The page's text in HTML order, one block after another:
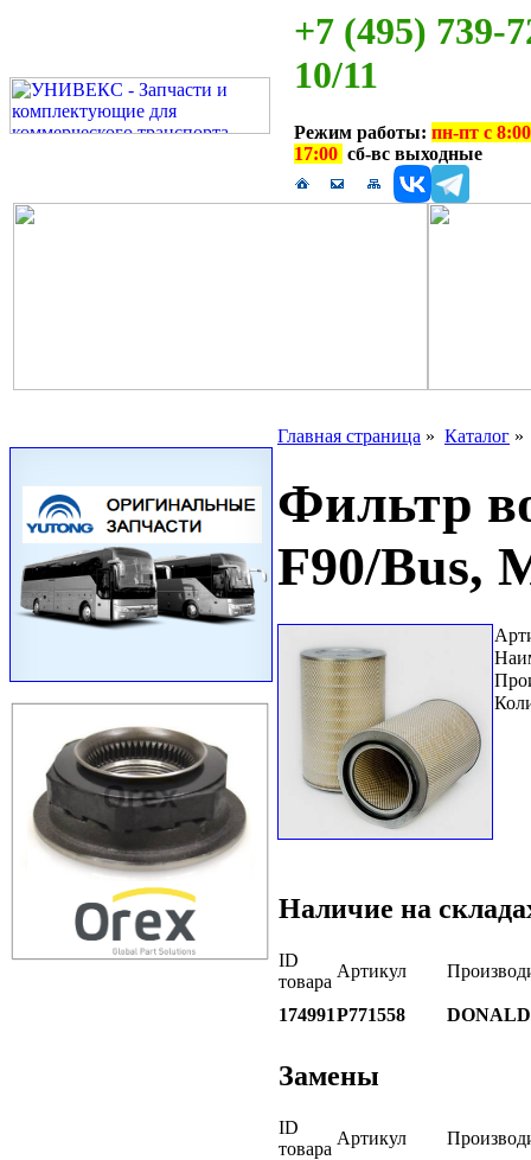
+7 (495) 739-
10/11
Режим работы: пн-пт с
17:00 сб-вс выходные
Главная страница » Каталог
Фильтр
F90/Bus,
Наличие на
ID
товара
Артикул
174991P771558
Замены
ID
товара
Артикул